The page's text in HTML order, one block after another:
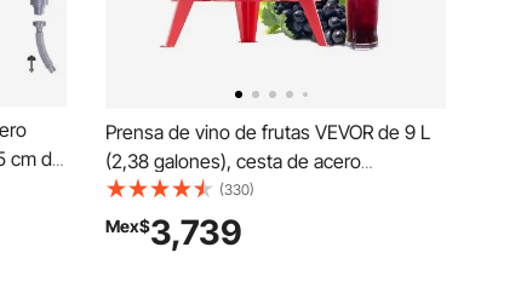
cm de
hielo
de
qt,
Prensa de vino de frutas VEVOR de 9 L
(2,38 galones), cesta de acero
inoxidable con estructura triangular y
travesaño, exprimidor manual, prensa
para tintura de sidra, manzana y uva con
(330)
Mex$3,739